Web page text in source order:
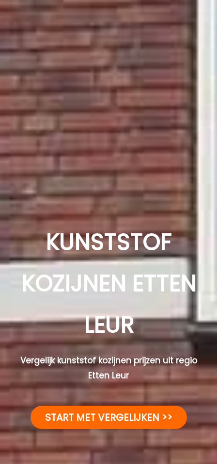
KUNSTSTOF
KOZIJNEN ETTEN
LEUR
Vergelijk kunststof kozijnen prijzen uit regio
Etten Leur
START MET VERGELIJKEN >>